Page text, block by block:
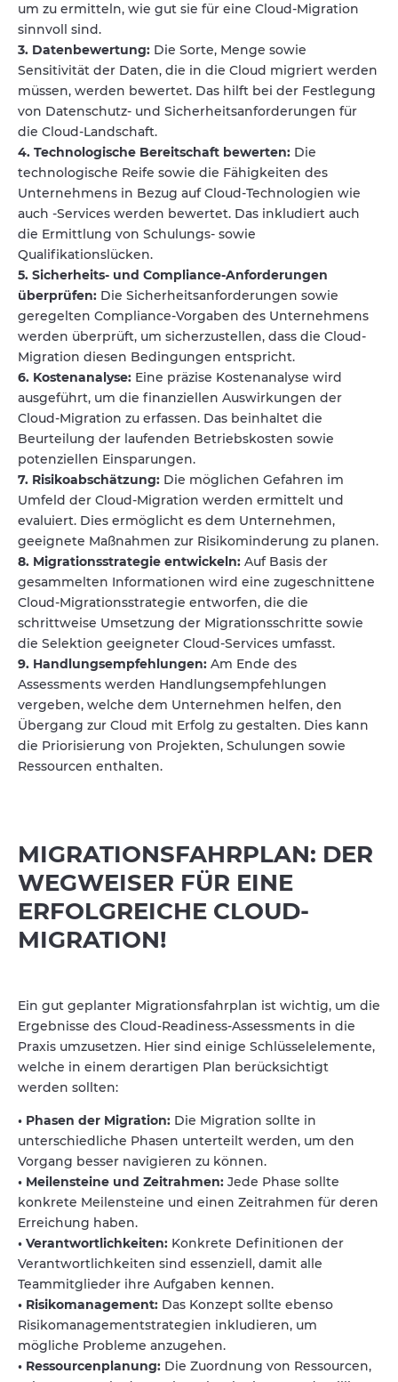
um zu ermitteln, wie gut sie für eine Cloud-Migration
sinnvoll sind.
3. Datenbewertung: Die Sorte, Menge sowie
Sensitivität der Daten, die in die Cloud migriert werden
müssen, werden bewertet. Das hilft bei der Festlegung
von Datenschutz- und Sicherheitsanforderungen für
die Cloud-Landschaft.
4. Technologische Bereitschaft bewerten: Die
technologische Reife sowie die Fähigkeiten des
Unternehmens in Bezug auf Cloud-Technologien wie
auch -Services werden bewertet. Das inkludiert auch
die Ermittlung von Schulungs- sowie
Qualifikationslücken.
5. Sicherheits- und Compliance-Anforderungen
überprüfen: Die Sicherheitsanforderungen sowie
geregelten Compliance-Vorgaben des Unternehmens
werden überprüft, um sicherzustellen, dass die Cloud-
Migration diesen Bedingungen entspricht.
6. Kostenanalyse: Eine präzise Kostenanalyse wird
ausgeführt, um die finanziellen Auswirkungen der
Cloud-Migration zu erfassen. Das beinhaltet die
Beurteilung der laufenden Betriebskosten sowie
potenziellen Einsparungen.
7. Risikoabschätzung: Die möglichen Gefahren im
Umfeld der Cloud-Migration werden ermittelt und
evaluiert. Dies ermöglicht es dem Unternehmen,
geeignete Maßnahmen zur Risikominderung zu planen.
8. Migrationsstrategie entwickeln: Auf Basis der
gesammelten Informationen wird eine zugeschnittene
Cloud-Migrationsstrategie entworfen, die die
schrittweise Umsetzung der Migrationsschritte sowie
die Selektion geeigneter Cloud-Services umfasst.
9. Handlungsempfehlungen: Am Ende des
Assessments werden Handlungsempfehlungen
vergeben, welche dem Unternehmen helfen, den
Übergang zur Cloud mit Erfolg zu gestalten. Dies kann
die Priorisierung von Projekten, Schulungen sowie
Ressourcen enthalten.
MIGRATIONSFAHRPLAN: DER
WEGWEISER FÜR EINE
ERFOLGREICHE CLOUD-
MIGRATION!
Ein gut geplanter Migrationsfahrplan ist wichtig, um die
Ergebnisse des Cloud-Readiness-Assessments in die
Praxis umzusetzen. Hier sind einige Schlüsselelemente,
welche in einem derartigen Plan berücksichtigt
werden sollten:
• Phasen der Migration: Die Migration sollte in
unterschiedliche Phasen unterteilt werden, um den
Vorgang besser navigieren zu können.
• Meilensteine und Zeitrahmen: Jede Phase sollte
konkrete Meilensteine und einen Zeitrahmen für deren
Erreichung haben.
• Verantwortlichkeiten: Konkrete Definitionen der
Verantwortlichkeiten sind essenziell, damit alle
Teammitglieder ihre Aufgaben kennen.
• Risikomanagement: Das Konzept sollte ebenso
Risikomanagementstrategien inkludieren, um
mögliche Probleme anzugehen.
• Ressourcenplanung: Die Zuordnung von Ressourcen,